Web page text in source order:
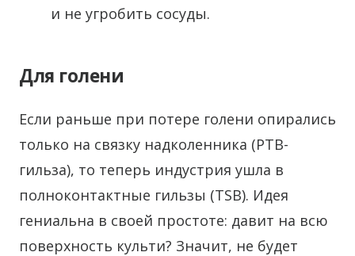
и не угробить сосуды.
Для голени
Если раньше при потере голени опирались
только на связку надколенника (PTB-
гильза), то теперь индустрия ушла в
полноконтактные гильзы (TSB). Идея
гениальна в своей простоте: давит на всю
поверхность культи? Значит, не будет